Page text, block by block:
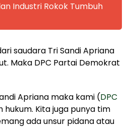
Industri Rokok Tumbuh
saudara Tri Sandi Apriana
Maka DPC Partai Demokrat
Apriana maka kami (DPC
Kita juga punya tim
ada unsur pidana atau